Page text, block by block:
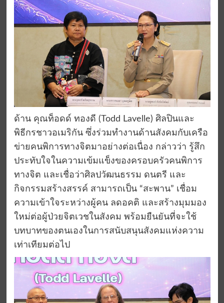
ด้าน คุณท็อดด์ ทองดี (Todd Lavelle) ศิลปินและ
พิธีกรชาวอเมริกัน ซึ่งร่วมทำงานด้านสังคมกับเครือ
ข่ายคนพิการทางจิตมาอย่างต่อเนื่อง กล่าวว่า รู้สึก
ประทับใจในความเข้มแข็งของครอบครัวคนพิการ
ทางจิต และเชื่อว่าศิลปวัฒนธรรม ดนตรี และ
กิจกรรมสร้างสรรค์ สามารถเป็น “สะพาน” เชื่อม
ความเข้าใจระหว่างผู้คน ลดอคติ และสร้างมุมมอง
ใหม่ต่อผู้ป่วยจิตเวชในสังคม พร้อมยืนยันที่จะใช้
บทบาทของตนเองในการสนับสนุนสังคมแห่งความ
เท่าเทียมต่อไป